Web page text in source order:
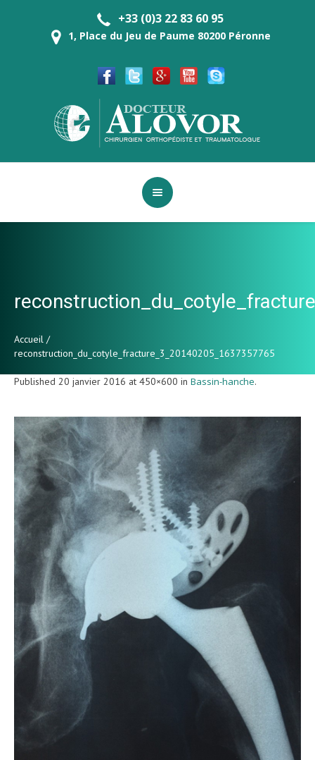
+33 (0)3 22 83 60 95
1, Place du Jeu de Paume 80200 Péronne
Accueil /
reconstruction_du_cotyle_fracture_3_20140205_1637357765
Published 20 janvier 2016 at 450×600 in Bassin-hanche.